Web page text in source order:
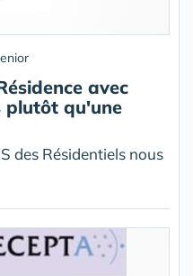
avec
plutôt qu'une
des Résidentiels nous